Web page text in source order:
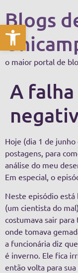
Abrir a
Blogs
o maior portal de
A
Hoje (dia 1 de
postagens, para
análise do meu
Em especial, o
Neste episódio
(um cientista do
costumava sair
onde tomava
a funcionária diz
é inverno. Ele fica
então volta para